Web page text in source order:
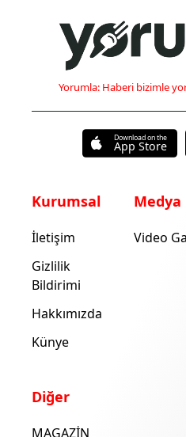
Yorumla: Haberi bizimle
Download on the
App Store
Kurumsal
İletişim
Gizlilik
Bildirimi
Hakkımızda
Künye
Medya
Video
Diğer
MAGAZİN